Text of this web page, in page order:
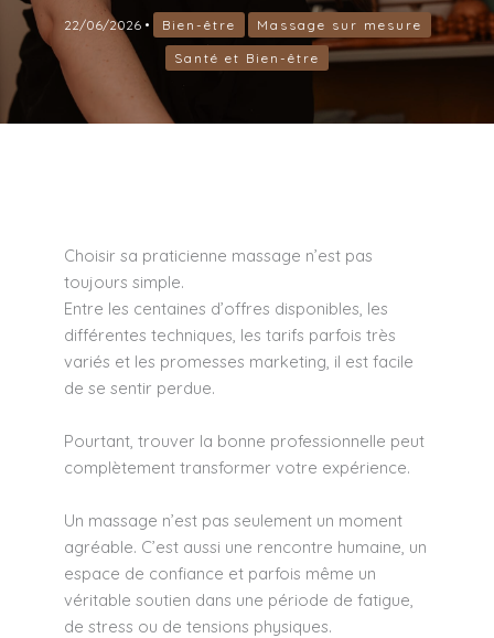
22/06/2026 • Bien-être
Massage sur mesure
Santé et Bien-être
Choisir sa praticienne massage n’est pas
toujours simple.
Entre les centaines d’offres disponibles, les
différentes techniques, les tarifs parfois très
variés et les promesses marketing, il est facile
de se sentir perdue.
Pourtant, trouver la bonne professionnelle peut
complètement transformer votre expérience.
Un massage n’est pas seulement un moment
agréable. C’est aussi une rencontre humaine, un
espace de confiance et parfois même un
véritable soutien dans une période de fatigue,
de stress ou de tensions physiques.